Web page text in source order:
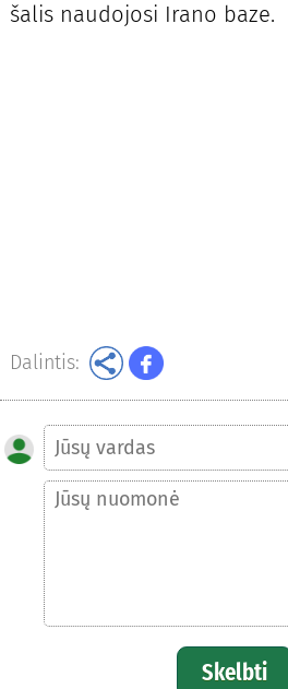
šalis naudojosi Irano baze.
Dalintis:
Skelbti